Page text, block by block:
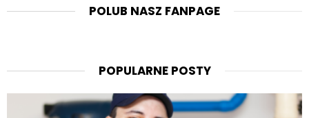
POLUB NASZ FANPAGE
POPULARNE POSTY